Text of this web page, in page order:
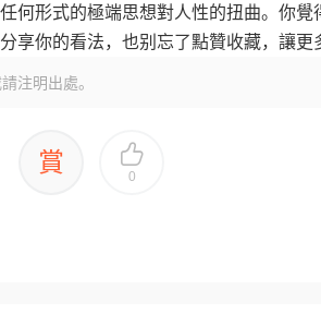
何形式的極端思想對人性的扭曲。你
你的看法，也别忘了點贊收藏，讓更
注明出處。
賞 0